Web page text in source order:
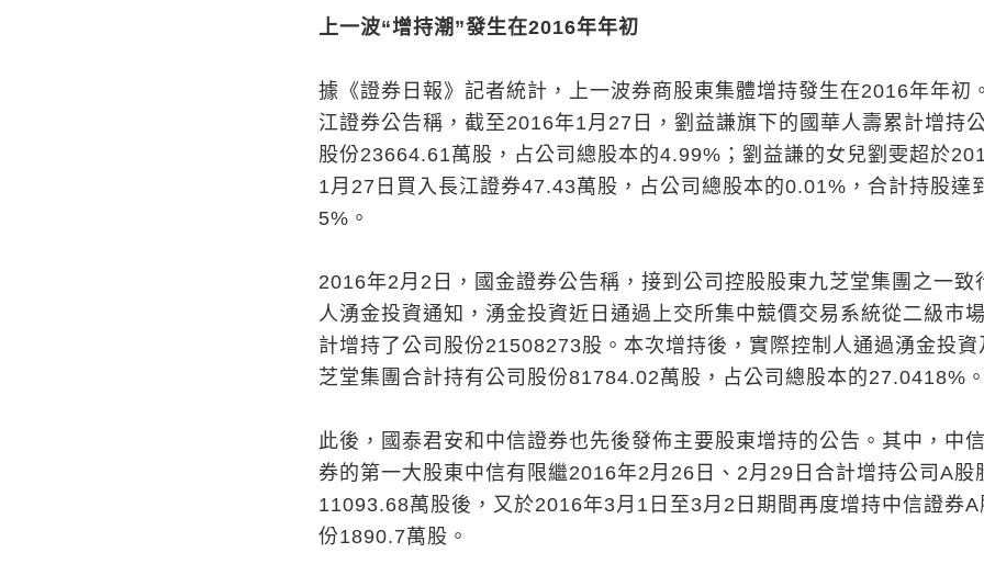
上一波“增持潮”發生在2016年年初
據《證券日報》記者統計，上一波券商股東集體增持發生在2016年年初
江證券公告稱，截至2016年1月27日，劉益謙旗下的國華人壽累計增持
股份23664.61萬股，占公司總股本的4.99%；劉益謙的女兒劉雯超於
1月27日買入長江證券47.43萬股，占公司總股本的0.01%，合計持股達
5%。
2016年2月2日，國金證券公告稱，接到公司控股股東九芝堂集團之一致
人湧金投資通知，湧金投資近日通過上交所集中競價交易系統從二級市
計增持了公司股份21508273股。本次增持後，實際控制人通過湧金投資
芝堂集團合計持有公司股份81784.02萬股，占公司總股本的27.0418%。
此後，國泰君安和中信證券也先後發佈主要股東增持的公告。其中，中
券的第一大股東中信有限繼2016年2月26日、2月29日合計增持公司A股
11093.68萬股後，又於2016年3月1日至3月2日期間再度增持中信證券A
份1890.7萬股。